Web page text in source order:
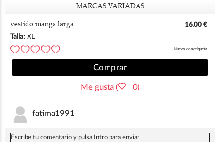
MARCAS VARIADAS
vestido manga larga
16,00 €
Talla: XL
Nuevo con etiqueta
Comprar
Me gusta ( 0)
fatima1991